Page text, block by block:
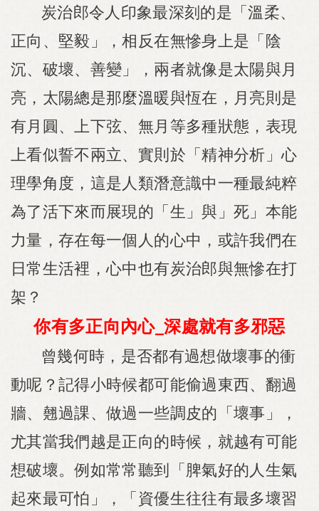
炭治郎令人印象最深刻的是「溫柔、
正向、堅毅」，相反在無慘身上是「陰
沉、破壞、善變」，兩者就像是太陽與月
亮，太陽總是那麼溫暖與恆在，月亮則是
有月圓、上下弦、無月等多種狀態，表現
上看似誓不兩立、實則於「精神分析」心
理學角度，這是人類潛意識中一種最純粹
為了活下來而展現的「生」與」死」本能
力量，存在每一個人的心中，或許我們在
日常生活裡，心中也有炭治郎與無慘在打
架？
你有多正向內心_深處就有多邪惡
曾幾何時，是否都有過想做壞事的衝
動呢？記得小時候都可能偷過東西、翻過
牆、翹過課、做過一些調皮的「壞事」，
尤其當我們越是正向的時候，就越有可能
想破壞。例如常常聽到「脾氣好的人生氣
起來最可怕」，「資優生往往有最多壞習